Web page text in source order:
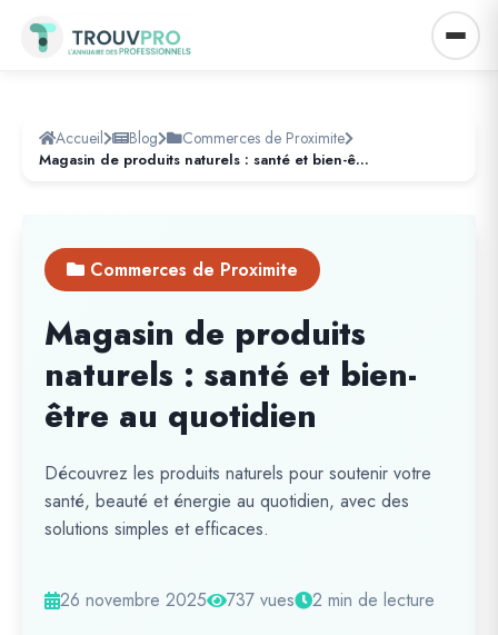
Accueil Blog Commerces de Proximite
Magasin de produits naturels : santé et bien-être au quotidien
Commerces de Proximite
Magasin de produits
naturels : santé et bien-
être au quotidien
Découvrez les produits naturels pour soutenir votre
santé, beauté et énergie au quotidien, avec des
solutions simples et efficaces.
26 novembre 2025 737 vues 2 min de lecture